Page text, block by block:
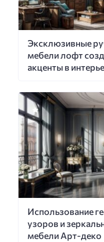
Эксклюзивные
мебели лофт
акценты в
Использование
узоров и
мебели Арт-деко